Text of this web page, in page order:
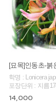
[묘목]인동초-붉
학명 : Lonicera
포장단위 : 지름
14,000